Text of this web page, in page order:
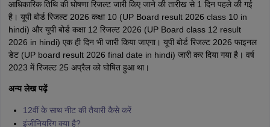
आधिकारिक तिथि की घोषणा रिजल्ट जारी किए जाने की तारीख से 1 दिन पहले की गई
है। यूपी बोर्ड रिजल्ट 2026 कक्षा 10 (UP Board result 2026 class 10 in
hindi) और यूपी बोर्ड कक्षा 12 रिजल्ट 2026 (UP Board class 12 result
2026 in hindi) एक ही दिन भी जारी किया जाएगा। यूपी बोर्ड रिजल्ट 2026 फाइनल
डेट (UP board result 2026 final date in hindi) जारी कर दिया गया है। वर्ष
2023 में रिजल्ट 25 अप्रैल को घोषित हुआ था।
अन्य लेख पढ़ें
12वीं के साथ नीट की तैयारी कैसे करें
इंजीनियरिंग क्या है?